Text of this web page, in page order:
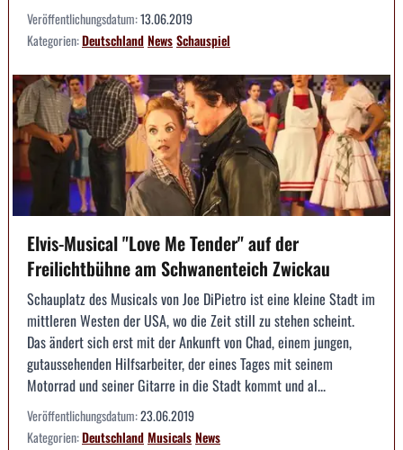
Veröffentlichungsdatum:13.06.2019
Kategorien:DeutschlandNewsSchauspiel
Elvis-Musical "Love Me Tender" auf der
Freilichtbühne am Schwanenteich Zwickau
Schauplatz des Musicals von Joe DiPietro ist eine kleine Stadt im
mittleren Westen der USA, wo die Zeit still zu stehen scheint.
Das ändert sich erst mit der Ankunft von Chad, einem jungen,
gutaussehenden Hilfsarbeiter, der eines Tages mit seinem
Motorrad und seiner Gitarre in die Stadt kommt und al...
Veröffentlichungsdatum:23.06.2019
Kategorien:DeutschlandMusicalsNews